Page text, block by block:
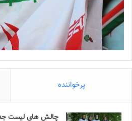
پرخواننده
چالش هاى ليست